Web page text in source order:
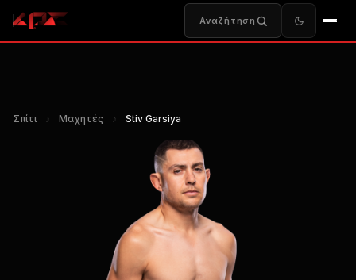
Αναζήτηση
Σπίτι ♪ Μαχητές ♪ Stiv Garsiya